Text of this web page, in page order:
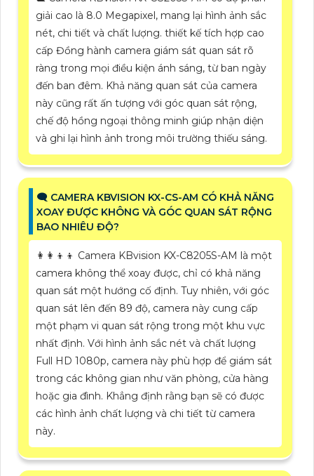
giải cao là 8.0 Megapixel, mang lại hình ảnh sắc
nét, chi tiết và chất lượng. thiết kế tích hợp cao
cấp Đồng hành camera giám sát quan sát rõ
ràng trong mọi điều kiện ánh sáng, từ ban ngày
đến ban đêm. Khả năng quan sát của camera
này cũng rất ấn tượng với góc quan sát rộng,
chế độ hồng ngoại thông minh giúp nhận diện
và ghi lại hình ảnh trong môi trường thiếu sáng.
🗨️ CAMERA KBVISION KX-CS-AM CÓ KHẢ NĂNG
XOAY ĐƯỢC KHÔNG VÀ GÓC QUAN SÁT RỘNG
BAO NHIÊU ĐỘ?
👩‍👩‍👦‍👦 Camera KBvision KX-C8205S-AM là một
camera không thể xoay được, chỉ có khả năng
quan sát một hướng cố định. Tuy nhiên, với góc
quan sát lên đến 89 độ, camera này cung cấp
một phạm vi quan sát rộng trong một khu vực
nhất định. Với hình ảnh sắc nét và chất lượng
Full HD 1080p, camera này phù hợp để giám sát
trong các không gian như văn phòng, cửa hàng
hoặc gia đình. Khẳng định rằng bạn sẽ có được
các hình ảnh chất lượng và chi tiết từ camera
này.